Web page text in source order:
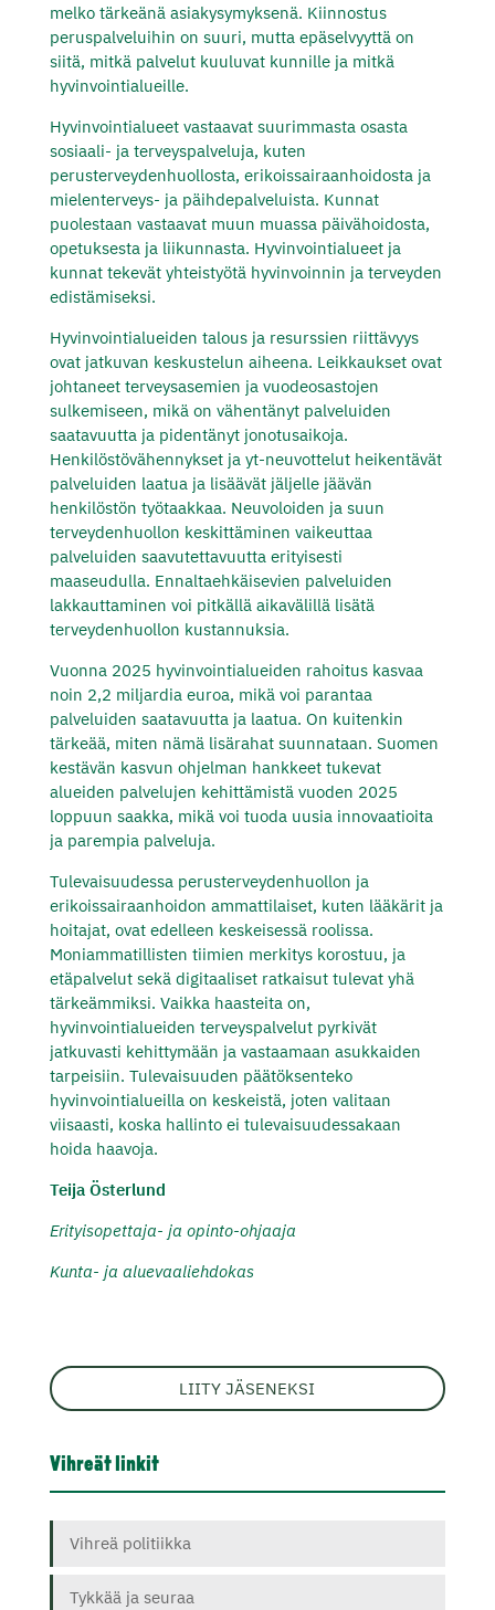
melko tärkeänä asiakysymyksenä. Kiinnostus
peruspalveluihin on suuri, mutta epäselvyyttä on
siitä, mitkä palvelut kuuluvat kunnille ja mitkä
hyvinvointialueille.
Hyvinvointialueet vastaavat suurimmasta osasta
sosiaali- ja terveyspalveluja, kuten
perusterveydenhuollosta, erikoissairaanhoidosta ja
mielenterveys- ja päihdepalveluista. Kunnat
puolestaan vastaavat muun muassa päivähoidosta,
opetuksesta ja liikunnasta. Hyvinvointialueet ja
kunnat tekevät yhteistyötä hyvinvoinnin ja terveyden
edistämiseksi.
Hyvinvointialueiden talous ja resurssien riittävyys
ovat jatkuvan keskustelun aiheena. Leikkaukset ovat
johtaneet terveysasemien ja vuodeosastojen
sulkemiseen, mikä on vähentänyt palveluiden
saatavuutta ja pidentänyt jonotusaikoja.
Henkilöstövähennykset ja yt-neuvottelut heikentävät
palveluiden laatua ja lisäävät jäljelle jäävän
henkilöstön työtaakkaa. Neuvoloiden ja suun
terveydenhuollon keskittäminen vaikeuttaa
palveluiden saavutettavuutta erityisesti
maaseudulla. Ennaltaehkäisevien palveluiden
lakkauttaminen voi pitkällä aikavälillä lisätä
terveydenhuollon kustannuksia.
Vuonna 2025 hyvinvointialueiden rahoitus kasvaa
noin 2,2 miljardia euroa, mikä voi parantaa
palveluiden saatavuutta ja laatua. On kuitenkin
tärkeää, miten nämä lisärahat suunnataan. Suomen
kestävän kasvun ohjelman hankkeet tukevat
alueiden palvelujen kehittämistä vuoden 2025
loppuun saakka, mikä voi tuoda uusia innovaatioita
ja parempia palveluja.
Tulevaisuudessa perusterveydenhuollon ja
erikoissairaanhoidon ammattilaiset, kuten lääkärit ja
hoitajat, ovat edelleen keskeisessä roolissa.
Moniammatillisten tiimien merkitys korostuu, ja
etäpalvelut sekä digitaaliset ratkaisut tulevat yhä
tärkeämmiksi. Vaikka haasteita on,
hyvinvointialueiden terveyspalvelut pyrkivät
jatkuvasti kehittymään ja vastaamaan asukkaiden
tarpeisiin. Tulevaisuuden päätöksenteko
hyvinvointialueilla on keskeistä, joten valitaan
viisaasti, koska hallinto ei tulevaisuudessakaan
hoida haavoja.
Teija Österlund
Erityisopettaja- ja opinto-ohjaaja
Kunta- ja aluevaaliehdokas
LIITY JÄSENEKSI
Vihreät linkit
Vihreä politiikka
Tykkää ja seuraa